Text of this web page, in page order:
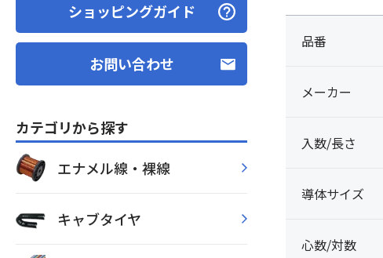
ショッピングガイド
お問い合わせ
カテゴリから探す
エナメル線・裸線
キャブタイヤ
品番
メーカー
入数/長さ
導体サイズ
心数/対数